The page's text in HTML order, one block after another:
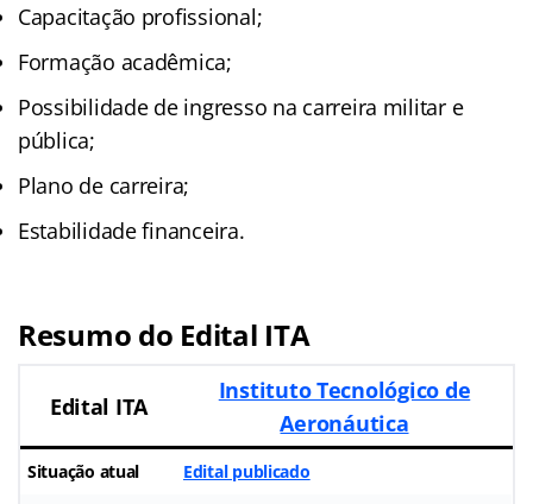
Capacitação profissional;
Formação acadêmica;
Possibilidade de ingresso na carreira militar e
pública;
Plano de carreira;
Estabilidade financeira.
Resumo do Edital ITA
Edital ITA
Instituto Tecnológico de
Aeronáutica
Situação atual Edital publicado